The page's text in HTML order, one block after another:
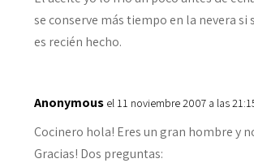
se conserve más tiempo en la nevera
es recién hecho.
Anonymous el 11 noviembre 2007 a las
Cocinero hola! Eres un gran hombre y
Gracias! Dos preguntas: